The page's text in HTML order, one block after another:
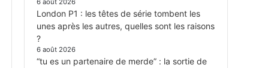
6 août 2026
London P1 : les têtes de série tombent les
unes après les autres, quelles sont les raisons
?
6 août 2026
“tu es un partenaire de merde” : la sortie de